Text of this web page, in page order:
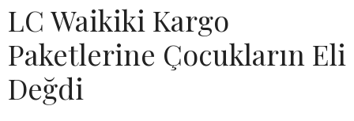
LC Waikiki Kargo
Paketlerine Çocukların Eli
Değdi